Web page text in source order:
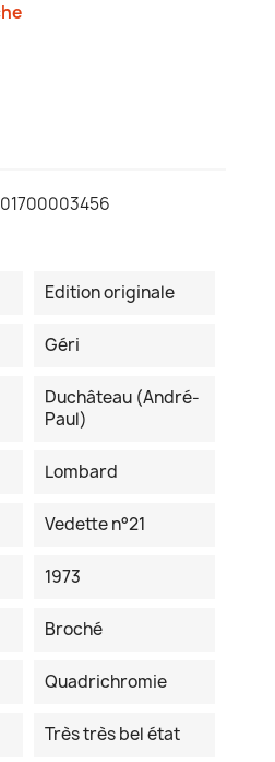
Edition originale
Géri
Duchâteau (André-
Paul)
Lombard
Vedette n°21
1973
Broché
Quadrichromie
Très très bel état